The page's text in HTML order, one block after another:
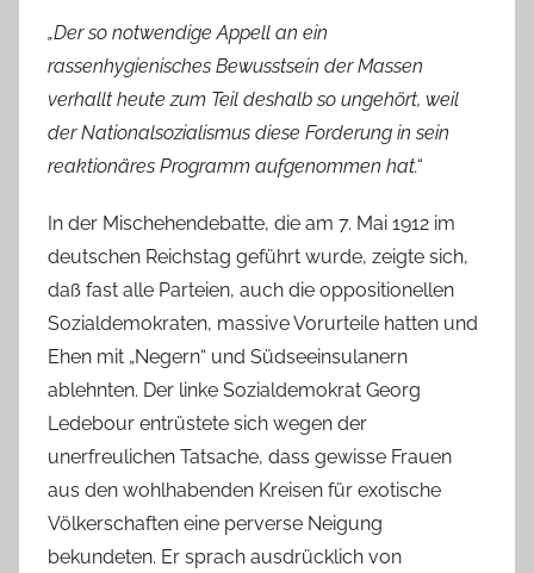
„Der so notwendige Appell an ein
rassenhygienisches Bewusstsein der Massen
verhallt heute zum Teil deshalb so ungehört, weil
der Nationalsozialismus diese Forderung in sein
reaktionäres Programm aufgenommen hat.“
In der Mischehendebatte, die am 7. Mai 1912 im
deutschen Reichstag geführt wurde, zeigte sich,
daß fast alle Parteien, auch die oppositionellen
Sozialdemokraten, massive Vorurteile hatten und
Ehen mit „Negern“ und Südseeinsulanern
ablehnten. Der linke Sozialdemokrat Georg
Ledebour entrüstete sich wegen der
unerfreulichen Tatsache, dass gewisse Frauen
aus den wohlhabenden Kreisen für exotische
Völkerschaften eine perverse Neigung
bekundeten. Er sprach ausdrücklich von